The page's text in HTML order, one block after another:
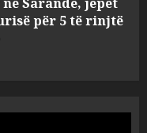
për 5 të rinjtë